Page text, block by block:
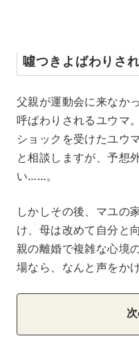
噓つきよばわりさ
父親が運動会に来なか
呼ばわりされるユウマ。
ショックを受けたユウ
と相談しますが、予想
い……。
しかしその後、マユの
け、母は改めて自分と
親の離婚で複雑な心境
場なら、なんと声をか